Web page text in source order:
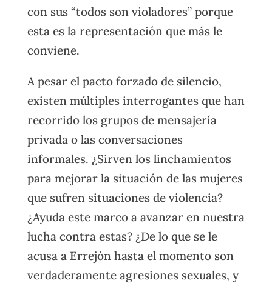
con sus “todos son violadores” porque
esta es la representación que más le
conviene.
A pesar el pacto forzado de silencio,
existen múltiples interrogantes que han
recorrido los grupos de mensajería
privada o las conversaciones
informales. ¿Sirven los linchamientos
para mejorar la situación de las mujeres
que sufren situaciones de violencia?
¿Ayuda este marco a avanzar en nuestra
lucha contra estas? ¿De lo que se le
acusa a Errejón hasta el momento son
verdaderamente agresiones sexuales, y